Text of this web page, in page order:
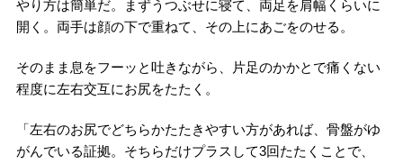
やり方は簡単だ。まずうつぶせに寝て、両足を肩幅くらいに
開く。両手は顔の下で重ねて、その上にあごをのせる。
そのまま息をフーッと吐きながら、片足のかかとで痛くない
程度に左右交互にお尻をたたく。
「左右のお尻でどちらかたたきやすい方があれば、骨盤がゆ
がんでいる証拠。そちらだけプラスして3回たたくことで、